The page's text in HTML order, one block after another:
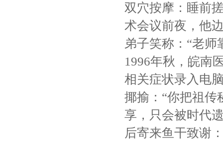
双穴按摩：睡前
术会议前夜，他
弟子笑称：“老师
1996年秋，皖南
相关症状录入电
揶揄：“你把祖传
享，只会被时代
后寄来鱼干致谢